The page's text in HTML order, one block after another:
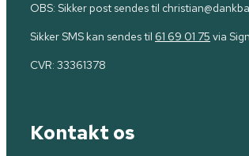
OBS: Sikker post sendes til
Sikker SMS kan sendes til 61 69 01 75 via
CVR: 33361378
Kontakt os